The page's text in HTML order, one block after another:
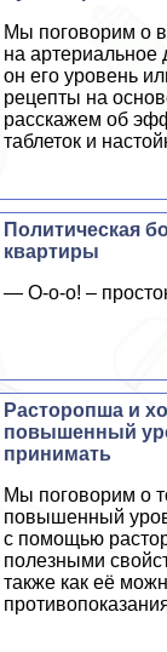
Мы поговорим о
на
он его уровень
рецепты на
расскажем об
таблеток и
Политическая
квартиры
— О-о-о! –
Расторопша и
повышенный
принимать
Мы поговорим о
повышенный
с помощью
полезными
также как её